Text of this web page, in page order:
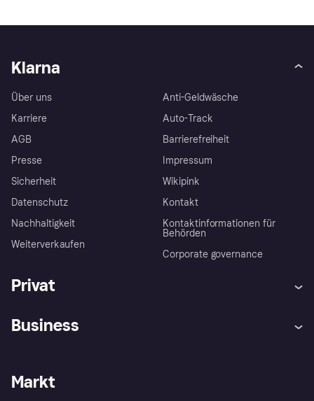
Klarna
Über uns
Karriere
AGB
Presse
Sicherheit
Datenschutz
Nachhaltigkeit
Weiterverkaufen
Anti-Geldwäsche
Auto-Track
Barrierefreiheit
Impressum
Wikipink
Kontakt
Kontaktinformationen für
Behörden
Corporate governance
Privat
Klarna App
Business
Händlerportal
Markt